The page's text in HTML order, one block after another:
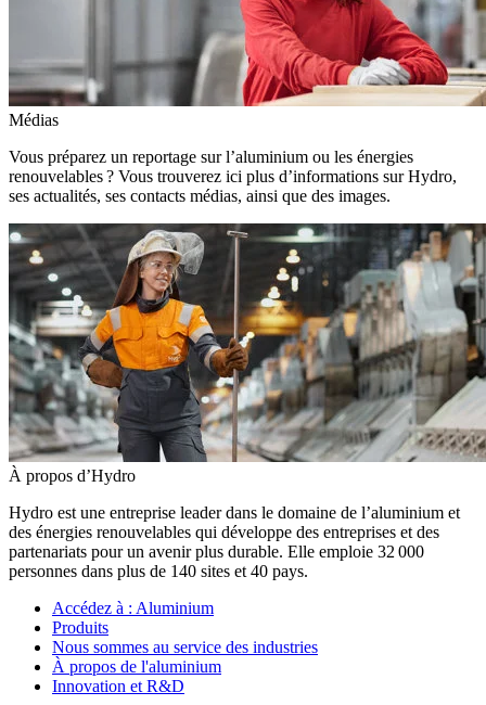
Médias
Vous préparez un reportage sur l’aluminium ou les énergies
renouvelables ? Vous trouverez ici plus d’informations sur Hydro,
ses actualités, ses contacts médias, ainsi que des images.
À propos d’Hydro
Hydro est une entreprise leader dans le domaine de l’aluminium et
des énergies renouvelables qui développe des entreprises et des
partenariats pour un avenir plus durable. Elle emploie 32 000
personnes dans plus de 140 sites et 40 pays.
Accédez à : Aluminium
Produits
Nous sommes au service des industries
À propos de l'aluminium
Innovation et R&D